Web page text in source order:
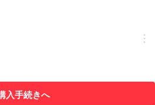
入手続きへ